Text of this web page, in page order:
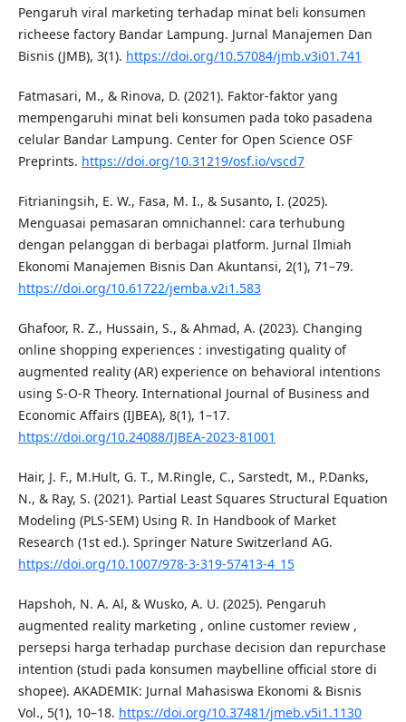
Pengaruh viral marketing terhadap minat beli konsumen
richeese factory Bandar Lampung. Jurnal Manajemen Dan
Bisnis (JMB), 3(1). https://doi.org/10.57084/jmb.v3i01.741
Fatmasari, M., & Rinova, D. (2021). Faktor-faktor yang
mempengaruhi minat beli konsumen pada toko pasadena
celular Bandar Lampung. Center for Open Science OSF
Preprints. https://doi.org/10.31219/osf.io/vscd7
Fitrianingsih, E. W., Fasa, M. I., & Susanto, I. (2025).
Menguasai pemasaran omnichannel: cara terhubung
dengan pelanggan di berbagai platform. Jurnal Ilmiah
Ekonomi Manajemen Bisnis Dan Akuntansi, 2(1), 71–79.
https://doi.org/10.61722/jemba.v2i1.583
Ghafoor, R. Z., Hussain, S., & Ahmad, A. (2023). Changing
online shopping experiences : investigating quality of
augmented reality (AR) experience on behavioral intentions
using S-O-R Theory. International Journal of Business and
Economic Affairs (IJBEA), 8(1), 1–17.
https://doi.org/10.24088/IJBEA-2023-81001
Hair, J. F., M.Hult, G. T., M.Ringle, C., Sarstedt, M., P.Danks,
N., & Ray, S. (2021). Partial Least Squares Structural Equation
Modeling (PLS-SEM) Using R. In Handbook of Market
Research (1st ed.). Springer Nature Switzerland AG.
https://doi.org/10.1007/978-3-319-57413-4_15
Hapshoh, N. A. Al, & Wusko, A. U. (2025). Pengaruh
augmented reality marketing , online customer review ,
persepsi harga terhadap purchase decision dan repurchase
intention (studi pada konsumen maybelline official store di
shopee). AKADEMIK: Jurnal Mahasiswa Ekonomi & Bisnis
Vol., 5(1), 10–18. https://doi.org/10.37481/jmeb.v5i1.1130